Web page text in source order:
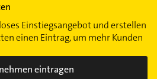
Einstiegsangebot und erstellen
einen Eintrag, um mehr Kunden
eintragen